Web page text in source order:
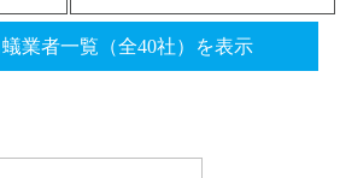
業者一覧（全40社）を表示